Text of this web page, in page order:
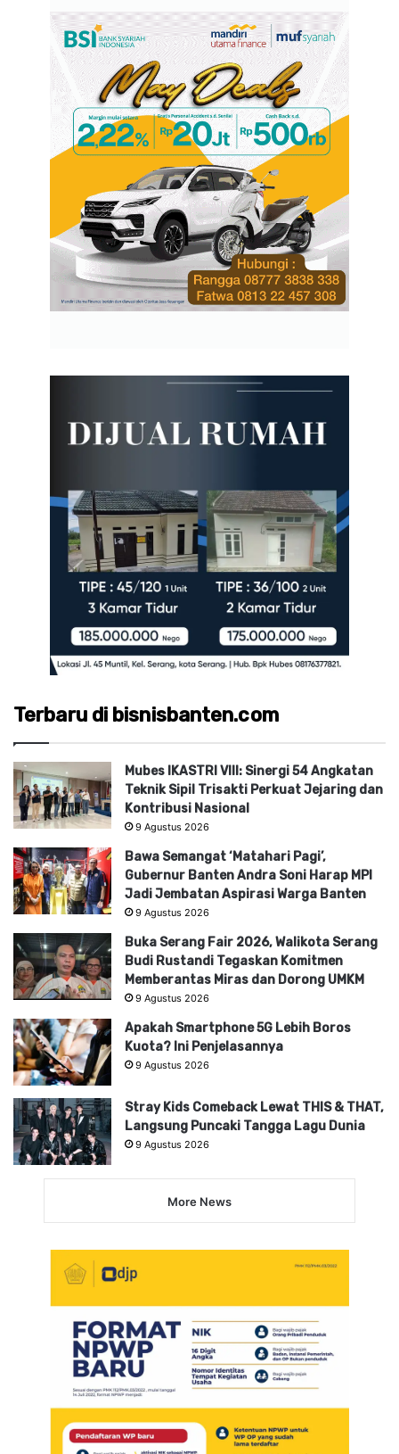
Terbaru di bisnisbanten.com
Mubes IKASTRI VIII: Sinergi 54 Angkatan
Teknik Sipil Trisakti Perkuat Jejaring dan
Kontribusi Nasional
9 Agustus 2026
Bawa Semangat ‘Matahari Pagi’,
Gubernur Banten Andra Soni Harap MPI
Jadi Jembatan Aspirasi Warga Banten
9 Agustus 2026
Buka Serang Fair 2026, Walikota Serang
Budi Rustandi Tegaskan Komitmen
Memberantas Miras dan Dorong UMKM
9 Agustus 2026
Apakah Smartphone 5G Lebih Boros
Kuota? Ini Penjelasannya
9 Agustus 2026
Stray Kids Comeback Lewat THIS & THAT,
Langsung Puncaki Tangga Lagu Dunia
9 Agustus 2026
More News